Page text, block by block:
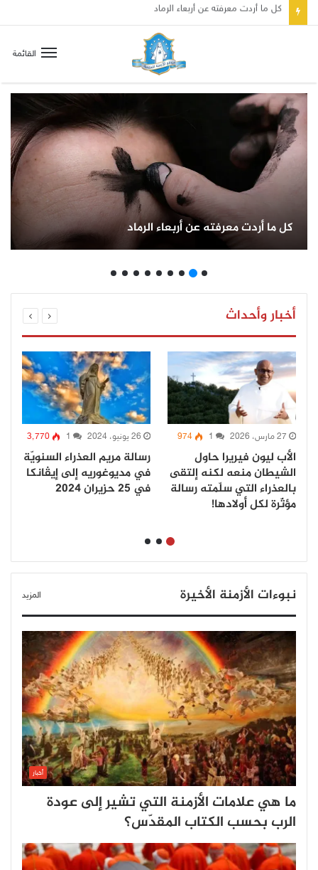
صلاة إلى مريم سلطانة السلام لتهدئة الغضب الإلهي
القائمة
عن أربعاء الرماد صلاة إلى
أخبار وأحداث
27 مارس، 2026 1
974
الأب ليون فيريرا حاول
الشيطان منعه لكنه إلتقى
بالعذراء التي سلّمته رسالة
مؤثّرة لكل أولادها!
26 يونيو، 2024 1 3٬770
رسالة مريم العذراء السنويّة
في مديوغوريه إلى إيڤانكا
في 25 حزيران 2024
نبوءات الأزمنة الأخيرة المزيد
أخبار
ما هي علامات الأزمنة التي تشير إلى عودة
الرب بحسب الكتاب المقدّس؟